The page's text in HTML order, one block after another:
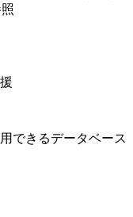
できるデータベース